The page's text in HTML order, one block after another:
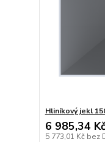
Hliníkový jekl
6 985,34 Kč
5 773,01 Kč bez